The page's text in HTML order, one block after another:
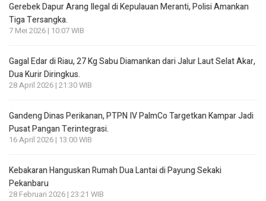
Gerebek Dapur Arang Ilegal di Kepulauan Meranti, Polisi Amankan
Tiga Tersangka.
7 Mei 2026 | 10:07 WIB
Gagal Edar di Riau, 27 Kg Sabu Diamankan dari Jalur Laut Selat Akar,
Dua Kurir Diringkus.
28 April 2026 | 21:30 WIB
Gandeng Dinas Perikanan, PTPN IV PalmCo Targetkan Kampar Jadi
Pusat Pangan Terintegrasi.
16 April 2026 | 13:00 WIB
Kebakaran Hanguskan Rumah Dua Lantai di Payung Sekaki
Pekanbaru
28 Februari 2026 | 23:21 WIB